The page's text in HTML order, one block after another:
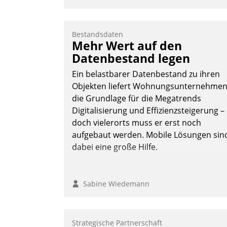
Bestandsdaten
Mehr Wert auf den
Datenbestand legen
Ein belastbarer Datenbestand zu ihren
Objekten liefert Wohnungsunternehmen
die Grundlage für die Megatrends
Digitalisierung und Effizienzsteigerung –
doch vielerorts muss er erst noch
aufgebaut werden. Mobile Lösungen
dabei eine große Hilfe.
Sabine Wiedemann
Strategische Partnerschaft